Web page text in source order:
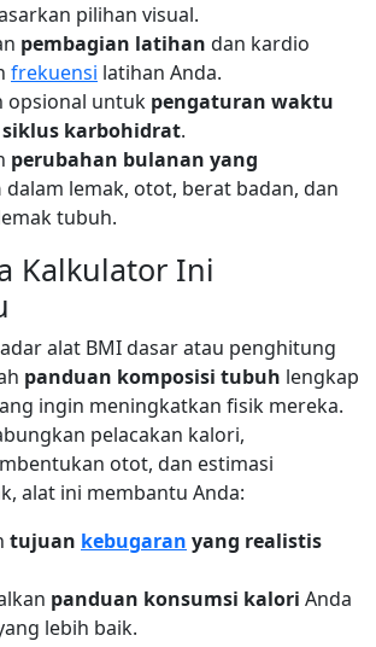
pilihan visual.
pembagian latihan dan kardio
frekuensi latihan Anda.
opsional untuk pengaturan waktu
siklus karbohidrat.
perubahan bulanan yang
dalam lemak, otot, berat badan, dan
tubuh.
Kalkulator Ini
alat BMI dasar atau penghitung
panduan komposisi tubuh lengkap
ingin meningkatkan fisik mereka.
pelacakan kalori,
otot, dan estimasi
alat ini membantu Anda:
tujuan kebugaran yang realistis
panduan konsumsi kalori Anda
lebih baik.